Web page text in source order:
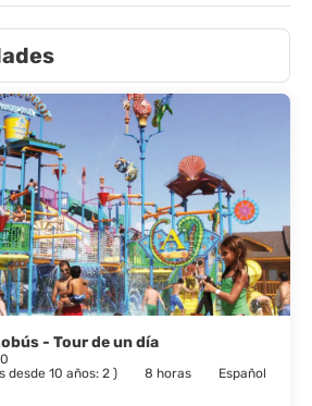
cinco años. Estamos a solo 10
a 5 minutos de Oranjestad, la capital de
minutos de una de las zonas comerciales
que ofrece una gran variedad de
Elige entre 362 suites de una, dos o
una de las lujosas villas es un oasis
con aire acondicionado,
de estar y un balcón o patio que rodea
bar ofrece bebidas refrescantes
en una de las 3 piscinas. Deslízate
de 45 metros con tus hijos o lánzate tú
Prueba tu suerte en nuestras
y juegos de mesa en el casino del hotel
cóctel tropical y música en vivo.
- Tour de un día
desde 10 años: 2 ) 8 horas
Español